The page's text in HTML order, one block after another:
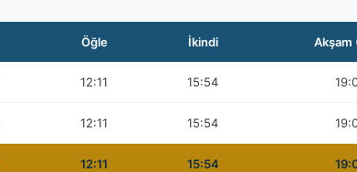
Öğle İkindi Akşam
12:11 15:54
12:11 15:54
12:11 15:54